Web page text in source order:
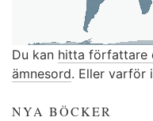
Du kan hitta författare
ämnesord. Eller varför
NYA BÖCKER